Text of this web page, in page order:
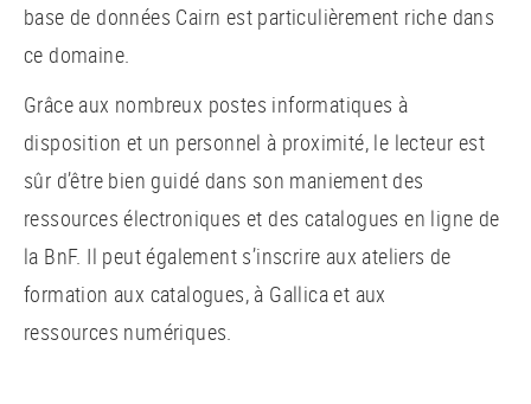
base de données Cairn est particulièrement riche dans
ce domaine.
Grâce aux nombreux postes informatiques à
disposition et un personnel à proximité, le lecteur est
sûr d’être bien guidé dans son maniement des
ressources électroniques et des catalogues en ligne de
la BnF. Il peut également s’inscrire aux ateliers de
formation aux catalogues, à Gallica et aux
ressources numériques.